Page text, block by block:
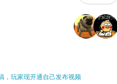
，玩家现开通自己发布视频